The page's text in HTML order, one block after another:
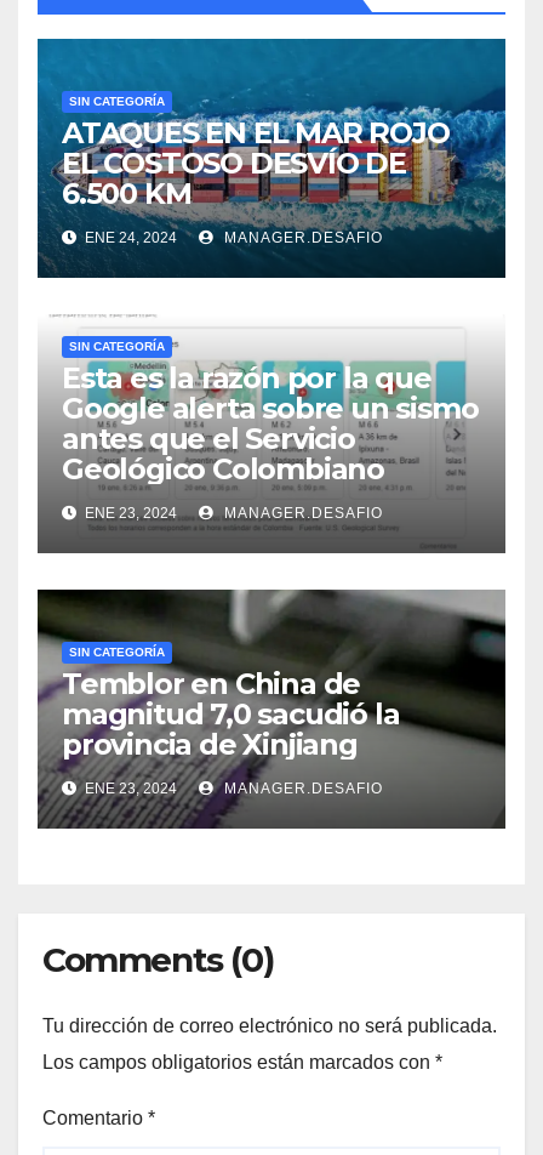
SIN CATEGORÍA
ATAQUES EN EL MAR ROJO
EL COSTOSO DESVÍO DE
6.500 KM
ENE 24, 2024 MANAGER.DESAFIO
SIN CATEGORÍA
Esta es la razón por la que
Google alerta sobre un sismo
antes que el Servicio
Geológico Colombiano
ENE 23, 2024 MANAGER.DESAFIO
SIN CATEGORÍA
Temblor en China de
magnitud 7,0 sacudió la
provincia de Xinjiang
ENE 23, 2024 MANAGER.DESAFIO
Comments (0)
Tu dirección de correo electrónico no será publicada.
Los campos obligatorios están marcados con *
Comentario *